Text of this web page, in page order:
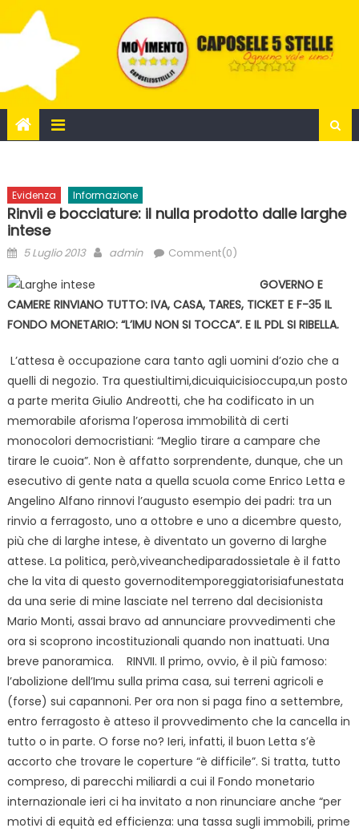
to
Evidenza Informazione
Rinvii e bocciature: il nulla prodotto dalle larghe
intese
Posted
5 Luglio 2013 Author
admin Comment(0)
GOVERNO E
CAMERE RINVIANO TUTTO: IVA, CASA, TARES, TICKET E F-35 IL
FONDO MONETARIO: “L’IMU NON SI TOCCA”. E IL PDL SI RIBELLA.
L’attesa è occupazione cara tanto agli uomini d’ozio che a
quelli di negozio. Tra questiultimi,dicuiquicisioccupa,un posto
a parte merita Giulio Andreotti, che ha codificato in un
memorabile aforisma l’operosa immobilità di certi
monocolori democristiani: “Meglio tirare a campare che
tirare le cuoia”. Non è affatto sorprendente, dunque, che un
esecutivo di gente nata a quella scuola come Enrico Letta e
Angelino Alfano rinnovi l’augusto esempio dei padri: tra un
rinvio a ferragosto, uno a ottobre e uno a dicembre questo,
più che di larghe intese, è diventato un governo di larghe
attese. La politica, però,viveanchediparadossietale è il fatto
che la vita di questo governoditemporeggiatorisiafunestata
da una serie di mine lasciate nel terreno dal decisionista
Mario Monti, assai bravo ad annunciare provvedimenti che
ora si scoprono incostituzionali quando non inattuati. Una
breve panoramica. RINVII. Il primo, ovvio, è il più famoso:
l’abolizione dell’Imu sulla prima casa, sui terreni agricoli e
(forse) sui capannoni. Per ora non si paga fino a settembre,
entro ferragosto è atteso il provvedimento che la cancella in
tutto o in parte. O forse no? Ieri, infatti, il buon Letta s’è
accorto che trovare le coperture “è difficile”. Si tratta, tutto
compreso, di parecchi miliardi a cui il Fondo monetario
internazionale ieri ci ha invitato a non rinunciare anche “per
motivi di equità ed efficienza: una tassa sugli immobili, prime